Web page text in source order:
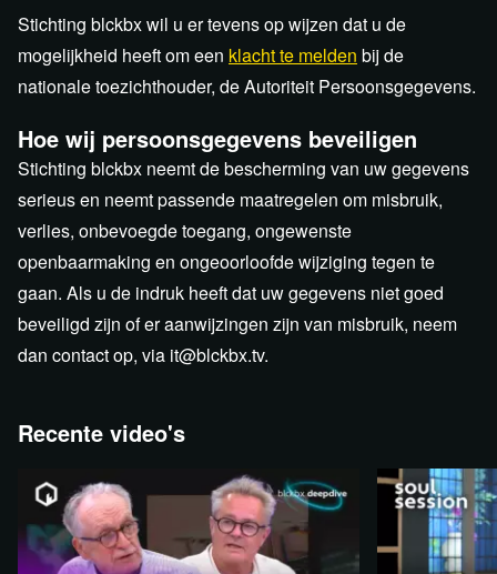
Stichting blckbx wil u er tevens op wijzen dat u de
mogelijkheid heeft om een klacht te melden bij de
nationale toezichthouder, de Autoriteit Persoonsgegevens.
Hoe wij persoonsgegevens beveiligen
Stichting blckbx neemt de bescherming van uw gegevens
serieus en neemt passende maatregelen om misbruik,
verlies, onbevoegde toegang, ongewenste
openbaarmaking en ongeoorloofde wijziging tegen te
gaan. Als u de indruk heeft dat uw gegevens niet goed
beveiligd zijn of er aanwijzingen zijn van misbruik, neem
dan contact op, via it@blckbx.tv.
Recente video's